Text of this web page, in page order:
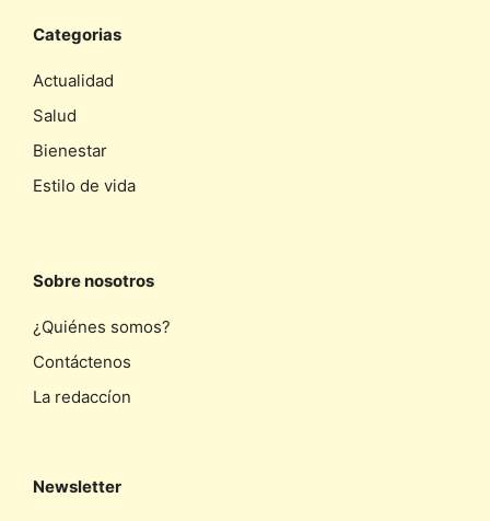
Categorias
Actualidad
Salud
Bienestar
Estilo de vida
Sobre nosotros
¿Quiénes somos?
Contáctenos
La redaccíon
Newsletter